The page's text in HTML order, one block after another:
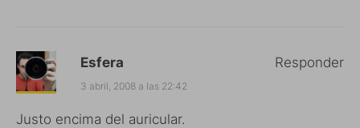
Esfera
3 abril, 2008 a las 22:42
Justo encima del auricular.
Responder